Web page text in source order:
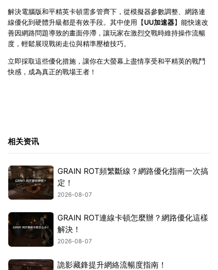
解決電腦版和平精英卡頓需多管齊下，從模擬器參數調整、網路連
線優化到硬體升級都是有效手段。其中使用【UU加速器】能快速改
善因網路問題導致的畫面停滯，讓玩家在激烈交戰時維持操作流暢
度，輕鬆展現戰術走位與精準壓槍技巧。
立即採取這些優化措施，讓你在大螢幕上盡情享受和平精英的戰鬥
快感，成為真正的戰場王者！
相关资讯
GRAIN ROT頻繁斷線？網路優化指南一次搞
定！
2026-08-07
GRAIN ROT連線卡頓怎麼辦？網路優化這樣
解決！
2026-08-07
詭影藏鋒提升網絡流暢度指南！